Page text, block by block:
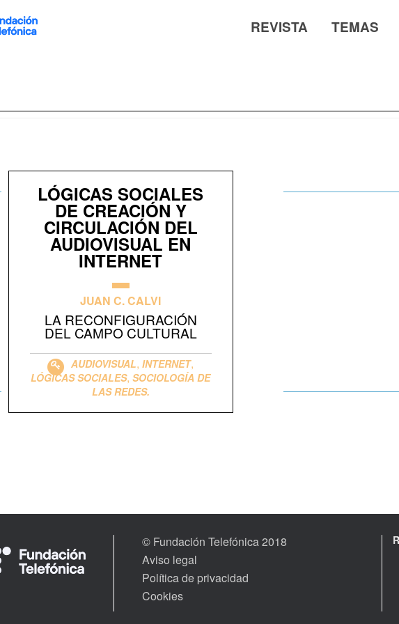
REVISTA TEMAS
LÓGICAS SOCIALES
DE CREACIÓN Y
CIRCULACIÓN DEL
AUDIOVISUAL EN
INTERNET
JUAN C. CALVI
LA RECONFIGURACIÓN
DEL CAMPO CULTURAL
AUDIOVISUAL, INTERNET,
LÓGICAS SOCIALES, SOCIOLOGÍA DE
LAS REDES.
© Fundación Telefónica 2018
Aviso legal
Política de privacidad
Cookies